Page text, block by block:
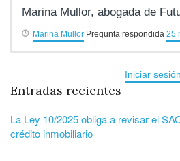
Marina Mullor, abogada de
Marina Mullor Pregunta respondida 25
Iniciar sesión
Entradas recientes
La Ley 10/2025 obliga a revisar el
crédito inmobiliario